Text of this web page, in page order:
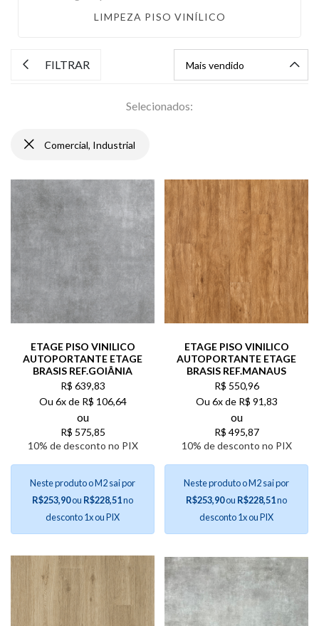
LIMPEZA PISO VINÍLICO
FILTRAR
Selecionados:
Comercial, Industrial
ETAGE PISO VINILICO
AUTOPORTANTE ETAGE
BRASIS REF.GOIÂNIA
R$ 639,83
Ou 6x de R$ 106,64
ou
R$ 575,85
10% de desconto no PIX
Neste produto o M2 sai por
R$253,90ou R$228,51no
desconto 1x ou PIX
ETAGE PISO VINILICO
AUTOPORTANTE ETAGE
BRASIS REF.MANAUS
R$ 550,96
Ou 6x de R$ 91,83
ou
R$ 495,87
10% de desconto no PIX
Neste produto o M2 sai por
R$253,90ou R$228,51no
desconto 1x ou PIX